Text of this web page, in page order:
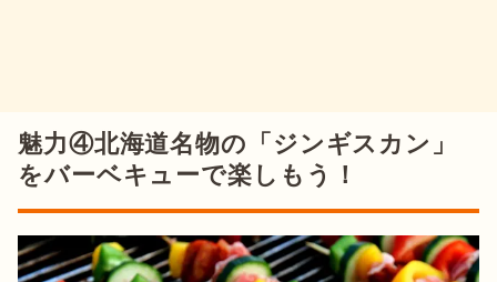
魅力④北海道名物の「ジンギスカン」
をバーベキューで楽しもう！